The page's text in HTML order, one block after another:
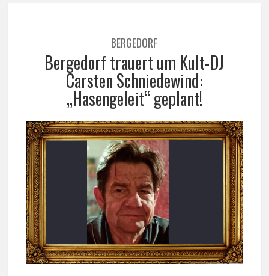
BERGEDORF
Bergedorf trauert um Kult-DJ
Carsten Schniedewind:
„Hasengeleit“ geplant!